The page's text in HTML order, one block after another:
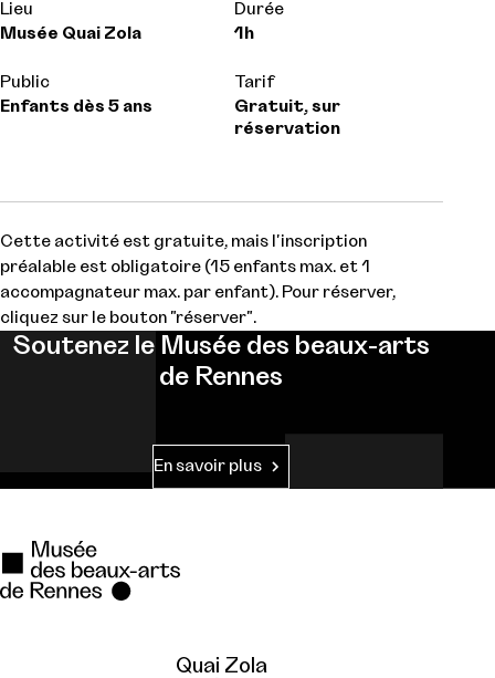
Lieu
Musée Quai Zola
Durée
1h
Public
Enfants dès 5 ans
Tarif
Gratuit, sur
réservation
Cette activité est gratuite, mais l'inscription
préalable est obligatoire (15 enfants max. et 1
accompagnateur max. par enfant). Pour réserver,
cliquez sur le bouton "réserver".
Soutenez le Musée des beaux-arts
de Rennes
En savoir plus
Quai Zola